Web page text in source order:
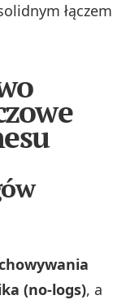
łączem
(no‑logs), a